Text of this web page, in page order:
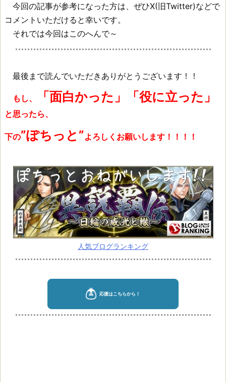
今回の記事が参考になった方は、ぜひX(旧Twitter)などで
コメントいただけると幸いです。
それでは今回はこのへんで～
最後まで読んでいただきありがとうございます！！
もし、 「面白かった」「役に立った」
と思ったら、
下の”ぽちっと”よろしくお願いします！！！！
人気ブログランキング